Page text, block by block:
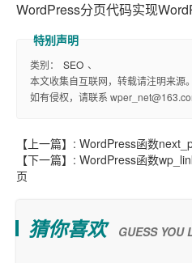
WordPress分页代码实现
类别： SEO 、
本文收集自互联网，转载请注明来源。
如有侵权，请联系
【上一篇】: WordPress函数
【下一篇】: WordPress函数
页
猜你喜欢 GUESS YOU